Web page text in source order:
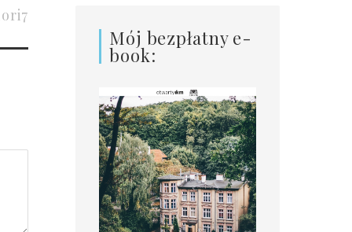
Mój bezpłatny e-
book: